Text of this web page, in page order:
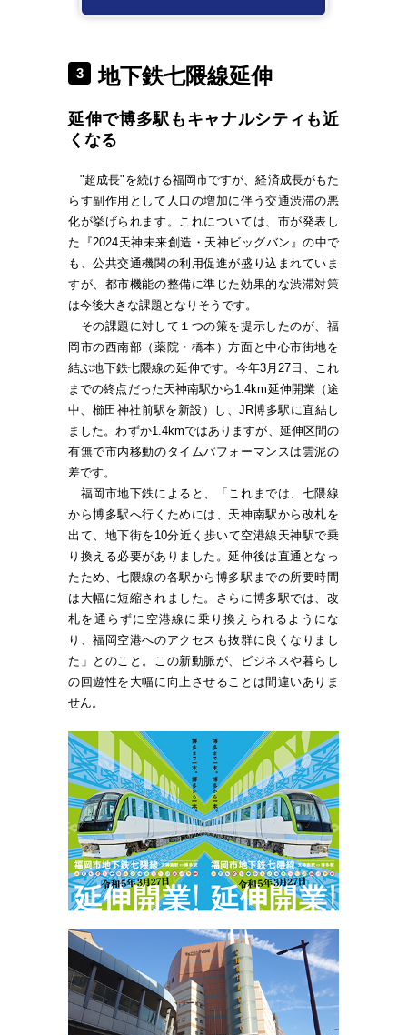
3 地下鉄七隈線延伸
延伸で博多駅もキャナルシティも近
くなる
"超成長"を続ける福岡市ですが、経済成長がもた
らす副作用として人口の増加に伴う交通渋滞の悪
化が挙げられます。これについては、市が発表し
た『2024天神未来創造・天神ビッグバン』の中で
も、公共交通機関の利用促進が盛り込まれていま
すが、都市機能の整備に準じた効果的な渋滞対策
は今後大きな課題となりそうです。
その課題に対して１つの策を提示したのが、福
岡市の西南部（薬院・橋本）方面と中心市街地を
結ぶ地下鉄七隈線の延伸です。今年3月27日、これ
までの終点だった天神南駅から1.4km延伸開業（途
中、櫛田神社前駅を新設）し、JR博多駅に直結し
ました。わずか1.4kmではありますが、延伸区間の
有無で市内移動のタイムパフォーマンスは雲泥の
差です。
福岡市地下鉄によると、「これまでは、七隈線
から博多駅へ行くためには、天神南駅から改札を
出て、地下街を10分近く歩いて空港線天神駅で乗
り換える必要がありました。延伸後は直通となっ
たため、七隈線の各駅から博多駅までの所要時間
は大幅に短縮されました。さらに博多駅では、改
札を通らずに空港線に乗り換えられるようにな
り、福岡空港へのアクセスも抜群に良くなりまし
た」とのこと。この新動脈が、ビジネスや暮らし
の回遊性を大幅に向上させることは間違いありま
せん。